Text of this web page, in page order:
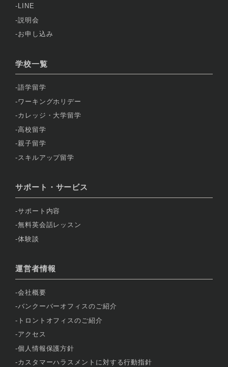
LINE
説明会
お申し込み
学校一覧
語学留学
ワーキングホリデー
カレッジ・大学留学
高校留学
親子留学
スキルアップ留学
サポート・サービス
サポート内容
無料英会話レッスン
体験談
運営者情報
会社概要
バンクーバーオフィスのご紹介
トロントオフィスのご紹介
アクセス
個人情報保護方針
カスタマーハラスメントに対する行動指針